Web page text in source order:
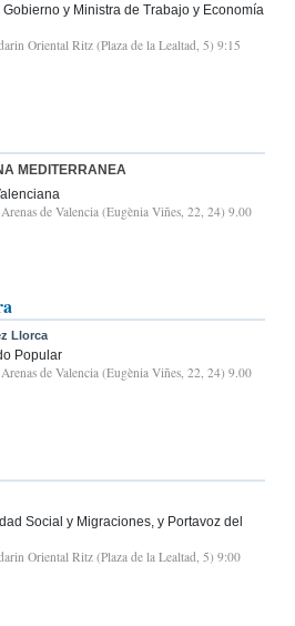
y Ministra de Trabajo y Economía
Oriental Ritz (Plaza de la Lealtad, 5) 9:15
MEDITERRANEA
de Valencia (Eugènia Viñes, 22, 24) 9.00
Llorca
Popular
de Valencia (Eugènia Viñes, 22, 24) 9.00
Social y Migraciones, y Portavoz del
Oriental Ritz (Plaza de la Lealtad, 5) 9:00